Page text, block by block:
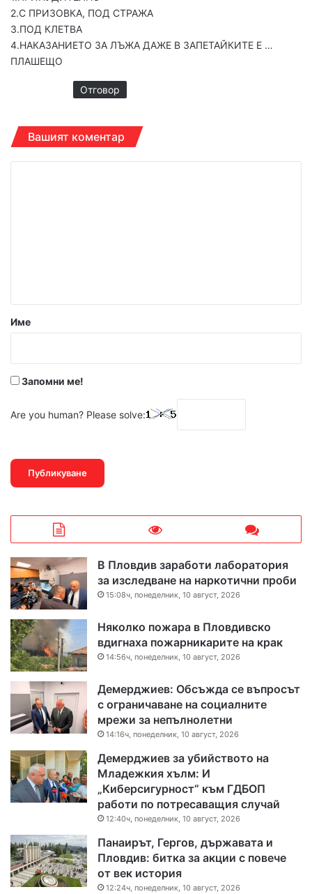
2.С ПРИЗОВКА, ПОД СТРАЖА
3.ПОД КЛЕТВА
4.НАКАЗАНИЕТО ЗА ЛЪЖА ДАЖЕ В ЗАПЕТАЙКИТЕ Е …
ПЛАШЕЩО
Отговор
Вашият коментар
р
Име
Запомни ме!
Are you human? Please solve:
В Пловдив заработи лаборатория
за изследване на наркотични проби
15:08ч, понеделник, 10 август, 2026
Няколко пожара в Пловдивско
вдигнаха пожарникарите на крак
14:56ч, понеделник, 10 август, 2026
Демерджиев: Обсъжда се въпросът
с ограничаване на социалните
мрежи за непълнолетни
14:16ч, понеделник, 10 август, 2026
Демерджиев за убийството на
Младежкия хълм: И
„Киберсигурност“ към ГДБОП
работи по потресаващия случай
12:40ч, понеделник, 10 август, 2026
Панаирът, Гергов, държавата и
Пловдив: битка за акции с повече
от век история
12:24ч, понеделник, 10 август, 2026